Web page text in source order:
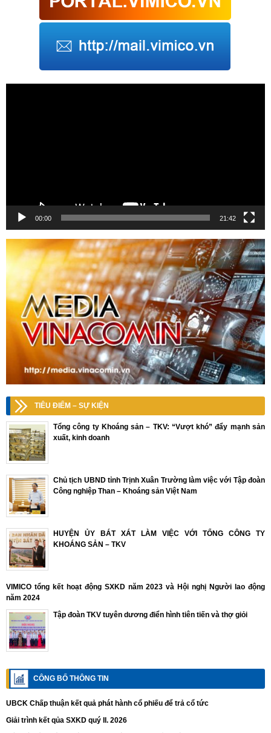
00:00 21:42
TIÊU ĐIỂM – SỰ KIỆN
Tổng công ty Khoáng sản – TKV: “Vượt khó” đẩy mạnh sản
xuất, kinh doanh
Chủ tịch UBND tỉnh Trịnh Xuân Trường làm việc với Tập đoàn
Công nghiệp Than – Khoáng sản Việt Nam
HUYỆN ỦY BÁT XÁT LÀM VIỆC VỚI TỔNG CÔNG TY
KHOÁNG SẢN – TKV
VIMICO tổng kết hoạt động SXKD năm 2023 và Hội nghị Người lao động
năm 2024
Tập đoàn TKV tuyên dương điển hình tiên tiến và thợ giỏi
CÔNG BỐ THÔNG TIN
UBCK Chấp thuận kết quả phát hành cổ phiếu để trả cổ tức
Giải trình kết qủa SXKD quý II. 2026